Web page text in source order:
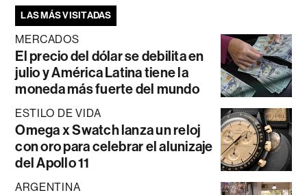
LAS MÁS VISITADAS
MERCADOS
El precio del dólar se debilita en
julio y América Latina tiene la
moneda más fuerte del mundo
ESTILO DE VIDA
Omega x Swatch lanza un reloj
con oro para celebrar el alunizaje
del Apollo 11
ARGENTINA